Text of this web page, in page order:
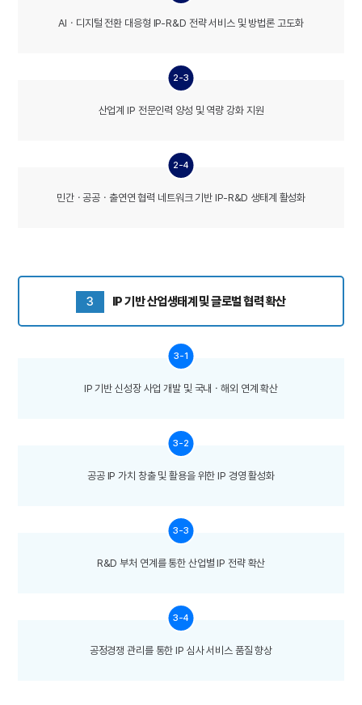
AIㆍ디지털 전환 대응형 IP-R&D 전략 서비스 및 방법론 고도화
2-3
산업계 IP 전문인력 양성 및 역량 강화 지원
2-4
민간ㆍ공공ㆍ출연연 협력 네트워크 기반 IP-R&D 생태계 활성화
3 IP 기반 산업생태계 및 글로벌 협력 확산
3-1
IP 기반 신성장 사업 개발 및 국내ㆍ해외 연계 확산
3-2
공공 IP 가치 창출 및 활용을 위한 IP 경영 활성화
3-3
R&D 부처 연계를 통한 산업별 IP 전략 확산
3-4
공정경쟁 관리를 통한 IP 심사 서비스 품질 향상